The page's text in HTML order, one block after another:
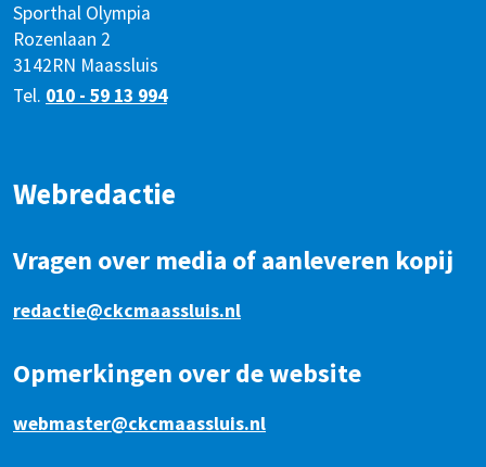
Sporthal Olympia
Rozenlaan 2
3142RN Maassluis
Tel. 010 - 59 13 994
Webredactie
Vragen over media of aanleveren kopij
redactie@ckcmaassluis.nl
Opmerkingen over de website
webmaster@ckcmaassluis.nl